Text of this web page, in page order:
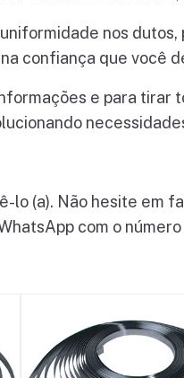
nos
confiança que você
e para
lo (a). Não hesite em
com o